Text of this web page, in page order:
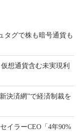
タグで株も暗号通貨も
想通貨含む未実現利
決済網”で経済制裁を
イラーCEO「4年90%